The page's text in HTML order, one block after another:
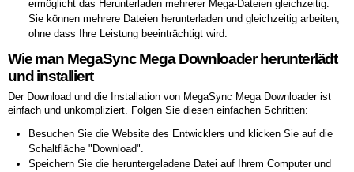
ermöglicht das Herunterladen mehrerer Mega-Dateien gleichzeitig.
Sie können mehrere Dateien herunterladen und gleichzeitig arbeiten,
ohne dass Ihre Leistung beeinträchtigt wird.
Wie man MegaSync Mega Downloader herunterlädt
und installiert
Der Download und die Installation von MegaSync Mega Downloader ist
einfach und unkompliziert. Folgen Sie diesen einfachen Schritten:
Besuchen Sie die Website des Entwicklers und klicken Sie auf die
Schaltfläche "Download".
Speichern Sie die heruntergeladene Datei auf Ihrem Computer und